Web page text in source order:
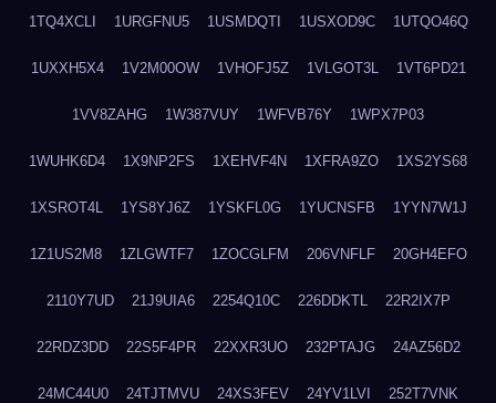
1TQ4XCLI 1URGFNU5 1USMDQTI 1USXOD9C 1UTQO46Q
1UXXH5X4 1V2M00OW 1VHOFJ5Z 1VLGOT3L 1VT6PD21
1VV8ZAHG 1W387VUY 1WFVB76Y 1WPX7P03
1WUHK6D4 1X9NP2FS 1XEHVF4N 1XFRA9ZO 1XS2YS68
1XSROT4L 1YS8YJ6Z 1YSKFL0G 1YUCNSFB 1YYN7W1J
1Z1US2M8 1ZLGWTF7 1ZOCGLFM 206VNFLF 20GH4EFO
2110Y7UD 21J9UIA6 2254Q10C 226DDKTL 22R2IX7P
22RDZ3DD 22S5F4PR 22XXR3UO 232PTAJG 24AZ56D2
24MC44U0 24TJTMVU 24XS3FEV 24YV1LVI 252T7VNK